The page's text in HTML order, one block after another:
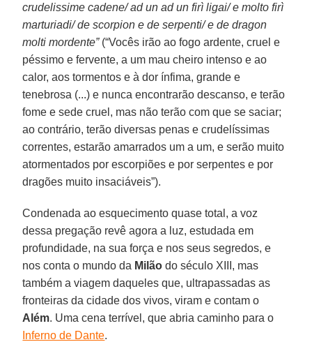
crudelissime cadene/ ad un ad un firì ligai/ e molto firì
marturiadi/ de scorpion e de serpenti/ e de dragon
molti mordente”(“Vocês irão ao fogo ardente, cruel e
péssimo e fervente, a um mau cheiro intenso e ao
calor, aos tormentos e à dor ínfima, grande e
tenebrosa (...) e nunca encontrarão descanso, e terão
fome e sede cruel, mas não terão com que se saciar;
ao contrário, terão diversas penas e crudelíssimas
correntes, estarão amarrados um a um, e serão muito
atormentados por escorpiões e por serpentes e por
dragões muito insaciáveis”).
Condenada ao esquecimento quase total, a voz
dessa pregação revê agora a luz, estudada em
profundidade, na sua força e nos seus segredos, e
nos conta o mundo da Milão do século XIII, mas
também a viagem daqueles que, ultrapassadas as
fronteiras da cidade dos vivos, viram e contam o
Além. Uma cena terrível, que abria caminho para o
Inferno de Dante.